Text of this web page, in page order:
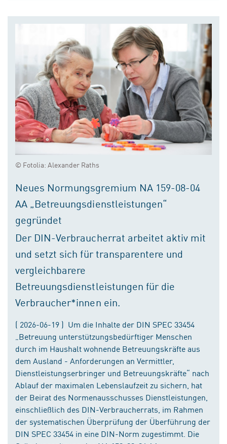
© Fotolia: Alexander Raths
Neues Normungsgremium NA 159-08-04
AA „Betreuungsdienstleistungen“
gegründet
Der DIN-Verbraucherrat arbeitet aktiv mit
und setzt sich für transparentere und
vergleichbarere
Betreuungsdienstleistungen für die
Verbraucher*innen ein.
( 2026-06-19 ) Um die Inhalte der DIN SPEC 33454
„Betreuung unterstützungsbedürftiger Menschen
durch im Haushalt wohnende Betreuungskräfte aus
dem Ausland - Anforderungen an Vermittler,
Dienstleistungserbringer und Betreuungskräfte“ nach
Ablauf der maximalen Lebenslaufzeit zu sichern, hat
der Beirat des Normenausschusses Dienstleistungen,
einschließlich des DIN-Verbraucherrats, im Rahmen
der systematischen Überprüfung der Überführung der
DIN SPEC 33454 in eine DIN-Norm zugestimmt. Die